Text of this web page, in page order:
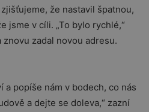
že nastavil špatnou,
jsme v cíli. „To bylo rychlé,“
zadal novou adresu.
a popíše nám v bodech, co nás
a dejte se doleva,“ zazní